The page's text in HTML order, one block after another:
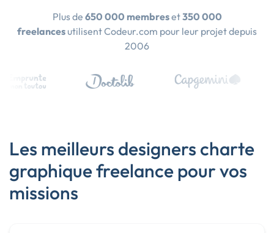
Plus de 650 000 membreset350 000
freelances utilisent Codeur.com pour leur projet depuis
2006
Les meilleurs designers charte
graphique freelance pour vos
missions